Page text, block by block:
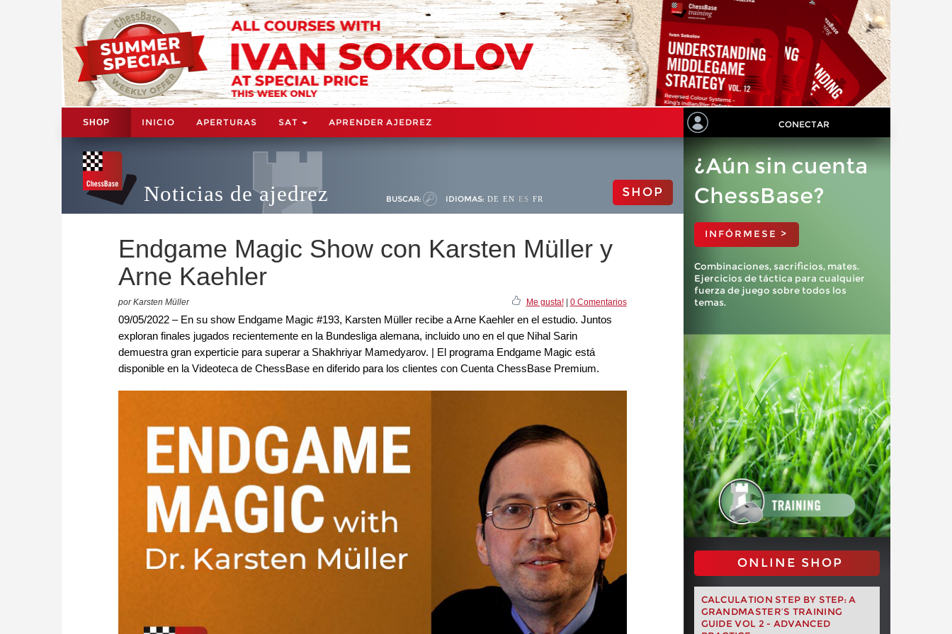
SHOP INICIO APERTURAS SAT APRENDER AJEDREZ CONECTAR
Noticias de ajedrez BUSCAR: IDIOMAS: DE EN ES FR SHOP
Endgame Magic Show con Karsten Müller y
Arne Kaehler
por Karsten Müller Me gusta!| 0 Comentarios
09/05/2022 – En su show Endgame Magic #193, Karsten Müller recibe a Arne Kaehler en el estudio. Juntos
exploran finales jugados recientemente en la Bundesliga alemana, incluido uno en el que Nihal Sarin
demuestra gran experticie para superar a Shakhriyar Mamedyarov. | El programa Endgame Magic está
disponible en la Videoteca de ChessBase en diferido para los clientes con Cuenta ChessBase Premium.
¿Aún sin cuenta
ChessBase?
INFÓRMESE >
Combinaciones, sacrificios, mates.
Ejercicios de táctica para cualquier
fuerza de juego sobre todos los
temas.
ONLINE SHOP
CALCULATION STEP BY STEP: A
GRANDMASTER’S TRAINING
GUIDE VOL 2 - ADVANCED